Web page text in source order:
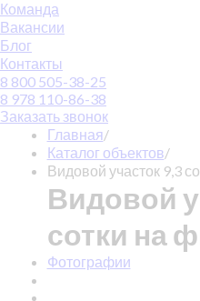
Команда
Вакансии
Блог
Контакты
8 800 505-38-25
8 978 110-86-38
Заказать звонок
Главная/
Каталог объектов/
Видовой участок 9,3
Видовой
сотки на
Фотографии